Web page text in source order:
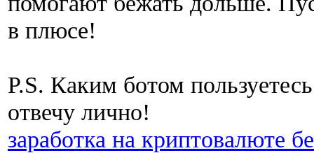
в плюсе!
P.S. Каким ботом
отвечу лично!
заработка на криптовалюте